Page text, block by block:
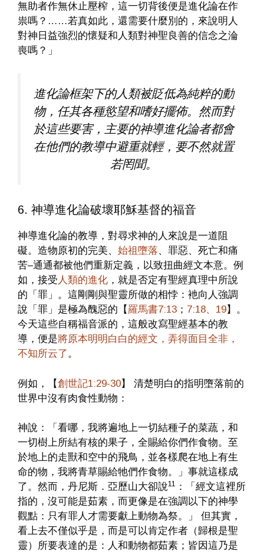
無助者作無休止壓榨，這一切背後便是進化論在作
祟嗎？……若真如此，還需要什麼別的，來說明人
對神日益強烈的懷疑和人類對神聖良善的信念之淪
喪嗎？」
進化論框架下的人類被貶低為純粹的動
物，任其各種慾望和嗜好擺佈。然而對
於這些要害，主要的神導進化論者都會
在他們的教導中避重就輕，要不然就置
若罔聞。
6. 神導進化論破壞耶穌基督的福音
神導進化論的教導，對尋求神的人來說是一道阻
礙。造物原初的完美、 始祖墮落、罪惡、死亡和痛
苦–通通都被他們重新定義，以致扭曲經文本意。例
如，接受 人類的進化 ，就是否定有聖經真理中所說
的「罪」。這剛剛與聖靈所做的相悖：衪向人強調
說「罪」是極為醜惡的【羅馬書7:13 ； 7:18、19】。
今天這些自稱福音派的，這般改寫聖經基本的教
導，便是將原本明明白白的經文，弄得面目全非，
不知所云了。
例如，【創世記1:29-30】 清楚明白的指明墮落前的
世界中沒有肉食性動物：
神說：「看哪，我將遍地上一切結種子的菜蔬，和
一切樹上所結有核的果子，全賜給你們作食物。至
於地上的走獸和空中的飛鳥，並各樣爬在地上有生
命的物，我將青草賜給牠們作食物。」事就這樣成
了。然而，丹尼斯．亞歷山大卻說11
：「經文這裡所
指的，沒可能是茹素，而更像是在強調以下的神學
觀點：只有罪人才需要獻上動物為祭。」 但其實，
看上去不僅似乎是，而是可以肯定作者（歸根是聖
靈）所要表達的是：人和動物都茹素；皆因這乃是